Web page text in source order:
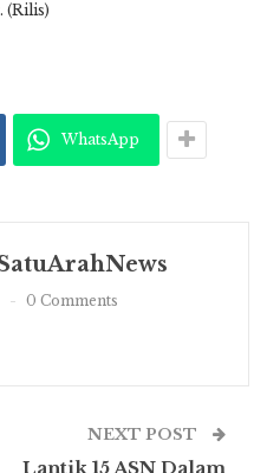
(Rilis)
WhatsApp
0 Comments
NEXT POST
Lantik 15 ASN Dalam